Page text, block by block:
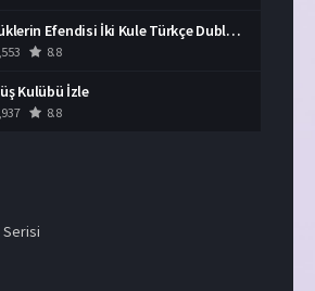
Yüzüklerin Efendisi İki Kule Türkçe Dublaj İzle
8.8
Kulübü İzle
8.8
Serisi